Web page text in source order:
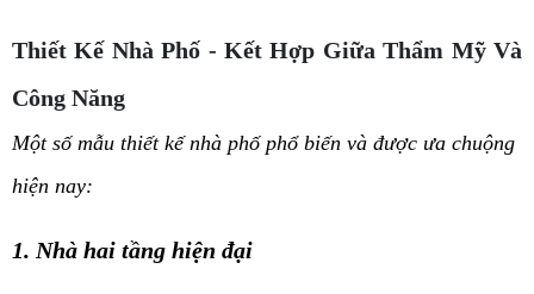
Thiết Kế Nhà Phố - Kết Hợp Giữa Thẩm Mỹ Và
Công Năng
Một số mẫu thiết kế nhà phố phổ biến và được ưa chuộng
hiện nay:
1. Nhà hai tầng hiện đại